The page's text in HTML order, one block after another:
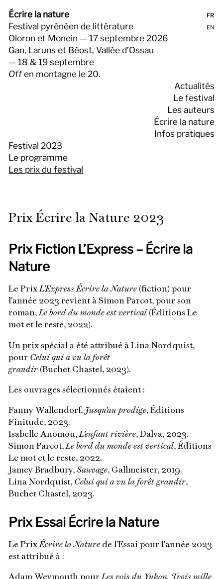
Écrire la nature
Festival pyrénéen de littérature
Oloron et Monein — 17 septembre 2026
Gan, Laruns et Béost, Vallée d’Ossau
— 18 & 19 septembre
Offen montagne le 20.
Actualités
Le festival
Les auteurs
Écrire la nature
Infos pratiques
FR
EN
Festival 2023
Le programme
Les prix du festival
Prix Écrire la Nature 2023
Prix Fiction L’Express – Écrire la
Nature
Le PrixL'Express Écrire la Nature (fiction) pour
l'année 2023 revient à Simon Parcot, pour son
roman,Le bord du monde est vertical (Éditions Le
mot et le reste, 2022).
Un prix spécial a été attribué à Lina Nordquist,
pour Celui qui a vu la forêt
grandir (Buchet Chastel, 2023).
Les ouvrages sélectionnés étaient :
Fanny Wallendorf, Jusqu’au prodige, Éditions
Finitude, 2023.
Isabelle Anomou,L’enfant rivière, Dalva, 2023.
Simon Parcot,Le bord du monde est vertical, Éditions
Le mot et le reste, 2022.
Jamey Bradbury,Sauvage, Gallmeister, 2019.
Lina Nordquist, Celui qui a vu la forêt grandir,
Buchet Chastel, 2023.
Prix Essai Écrire la Nature
Le PrixÉcrire la Nature de l'Essai pour l'année 2023
est attribué à :